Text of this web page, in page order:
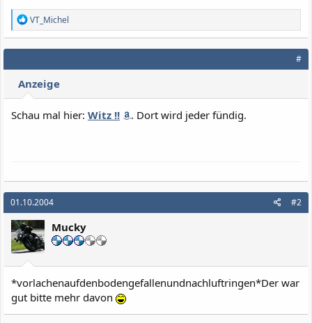
R
e
a
k
o
n
n
VT_Michel
#
Anzeige
Schau mal hier: Witz !! . Dort wird jeder fündig.
01.10.2004 #2
Mucky
*vorlachenaufdenbodengefallenundnachluftringen*Der war
gut bitte mehr davon